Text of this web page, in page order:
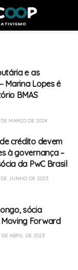
e as
Marina Lopes é
BMAS
MARÇO DE 2024
crédito devem
à governança –
da PwC Brasil
JUNHO DE 2023
sócia
Forward
ABRIL DE 2023